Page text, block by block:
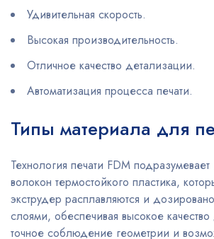
Удивительная скорость.
Высокая производительность.
Отличное качество детализации.
Автоматизация процесса печати.
Типы материала для
Технология печати FDM
волокон термостойкого пластика,
экструдер расплавляются и
слоями, обеспечивая высокое
точное соблюдение геометрии и